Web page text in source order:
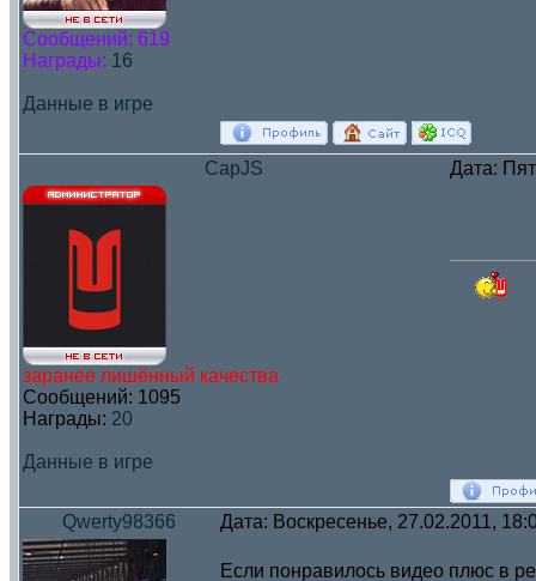
Сообщений: 619
Награды: 16
Данные в игре
CapJS Дата:
заранее лишённый качества
Сообщений: 1095
Награды: 20
Данные в игре
Qwerty98366 Дата: Воскресенье, 27.02.2011,
Если понравилось видео плюс в